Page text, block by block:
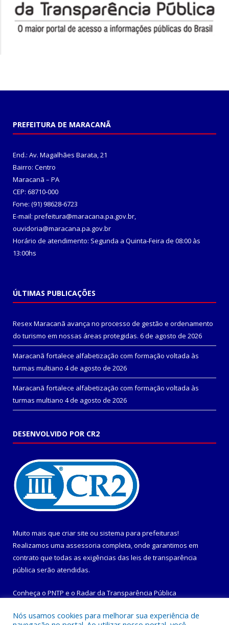
PREFEITURA DE MARACANÃ
End.: Av. Magalhães Barata, 21
Bairro: Centro
Maracanã – PA
CEP: 68710-000
Fone: (91) 98628-6723
E-mail: prefeitura@maracana.pa.gov.br,
ouvidoria@maracana.pa.gov.br
Horário de atendimento: Segunda a Quinta-Feira de 08:00 às
13:00hs
ÚLTIMAS PUBLICAÇÕES
Resex Maracanã avança no processo de gestão e ordenamento
do turismo em nossas áreas protegidas. 6 de agosto de 2026
Maracanã fortalece alfabetização com formação voltada às
turmas multiano 4 de agosto de 2026
Maracanã fortalece alfabetização com formação voltada às
turmas multiano 4 de agosto de 2026
DESENVOLVIDO POR CR2
Muito mais que criar site ou sistema para prefeituras!
Realizamos uma assessoria completa, onde garantimos em
contrato que todas as exigências das leis de transparência
pública serão atendidas.
Conheça o PNTP e o Radar da Transparência Pública
Nós usamos cookies para melhorar sua experiência de